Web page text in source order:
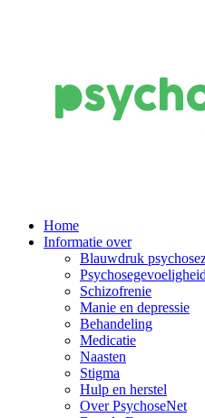
Main
Navigation
Home
Informatie over
Blauwdruk
Psychosegevoeligheid
Schizofrenie
Manie en depressie
Behandeling
Medicatie
Naasten
Stigma
Hulp en herstel
Over PsychoseNet